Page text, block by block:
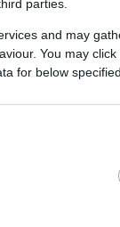
parties.
and may
You may
for below
szerint
Bergetől,